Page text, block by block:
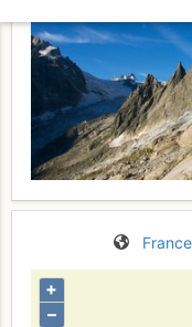
France
+
–